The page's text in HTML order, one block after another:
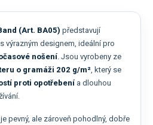
(Art. BA05) představují
výrazným designem, ideální pro
nošení. Jsou vyrobeny ze
o gramáži 202 g/m², který se
proti opotřebení a dlouhou
pevný, ale zároveň pohodlný, dobře